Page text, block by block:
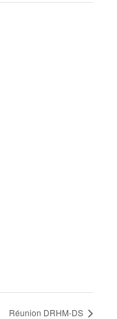
Réunion DRHM-DS